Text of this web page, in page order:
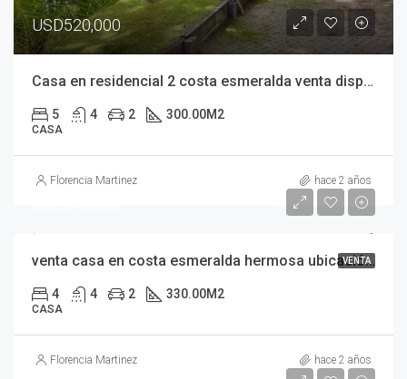
USD520,000
Casa en residencial 2 costa esmeralda venta disponible excelente estado y ubicación costa argentina
5 4 2 300.00M2
CASA
Florencia Martinez hace 2 años
VENTAventa casa en costa esmeralda hermosa ubicación disponible para visitarla con pileta residencial 1 barrio costa argentina
4 4 2 330.00M2
CASA
Florencia Martinez hace 2 años